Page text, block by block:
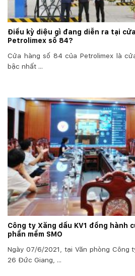
Điều kỳ diệu gì đang diễn ra tại
Petrolimex số 84?
Cửa hàng số 84 của Petrolimex là
bậc nhất ...
Công ty Xăng dầu KV1 đồng hành
phần mềm SMO
Ngày 07/6/2021, tại Văn phòng Công
26 Đức Giang, ...